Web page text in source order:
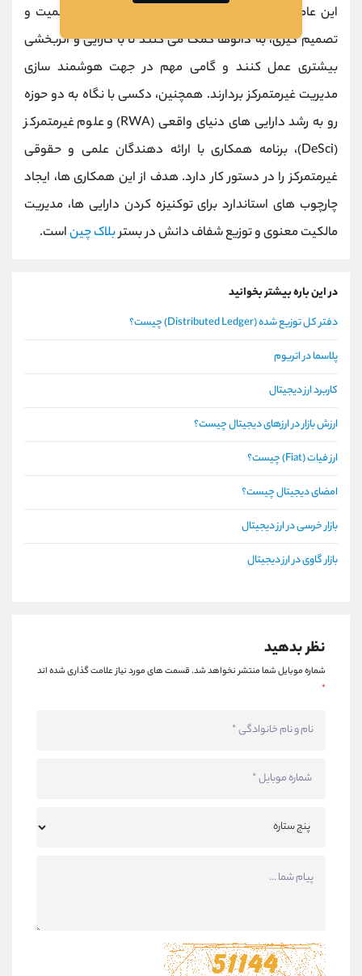
این عامل ‌های هوشمند با ساده‌ سازی فرآیندهای حاکمیت و
تصمیم‌ گیری، به دائوها کمک می‌ کنند تا با کارایی و اثربخشی
بیشتری عمل کنند و گامی مهم در جهت هوشمند سازی
مدیریت غیرمتمرکز بردارند. همچنین، دکسی با نگاه به دو حوزه
رو به رشد دارایی‌ های دنیای واقعی (RWA) و علوم غیرمتمرکز
(DeSci)، برنامه همکاری با ارائه ‌دهندگان علمی و حقوقی
غیرمتمرکز را در دستور کار دارد. هدف از این همکاری ‌ها، ایجاد
چارچوب ‌های استاندارد برای توکنیزه کردن دارایی‌ ها، مدیریت
مالکیت معنوی و توزیع شفاف دانش در بستربلاک چیناست.
در این باره بیشتر بخوانید
دفتر کل توزیع شده (Distributed Ledger) چیست؟
پلاسما در اتریوم
کاربرد ارز دیجیتال
ارزش بازار در ارزهای دیجیتال چیست؟
ارز فیات (Fiat) چیست؟
امضای دیجیتال چیست؟
بازار خرسی در ارز دیجیتال
بازار گاوی در ارز دیجیتال
نظر بدهید
شماره موبایل شما منتشر نخواهد شد.قسمت های مورد نیاز علامت گذاری شده اند
*